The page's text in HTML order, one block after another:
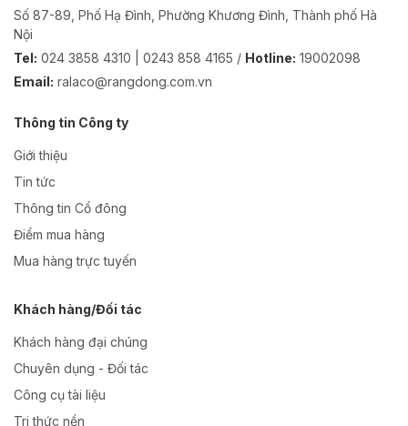
Số 87-89, Phố Hạ Đình, Phường Khương Đình, Thành phố Hà
Nội
Tel: 024 3858 4310 | 0243 858 4165 / Hotline: 19002098
Email: ralaco@rangdong.com.vn
Thông tin Công ty
Giới thiệu
Tin tức
Thông tin Cổ đông
Điểm mua hàng
Mua hàng trực tuyến
Khách hàng/Đối tác
Khách hàng đại chúng
Chuyên dụng - Đối tác
Công cụ tài liệu
Tri thức nền